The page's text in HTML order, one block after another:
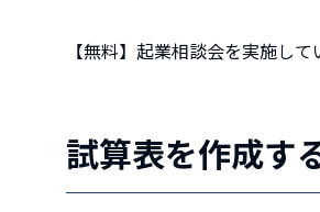
【無料】起業相談会を実施し
試算表を作成す